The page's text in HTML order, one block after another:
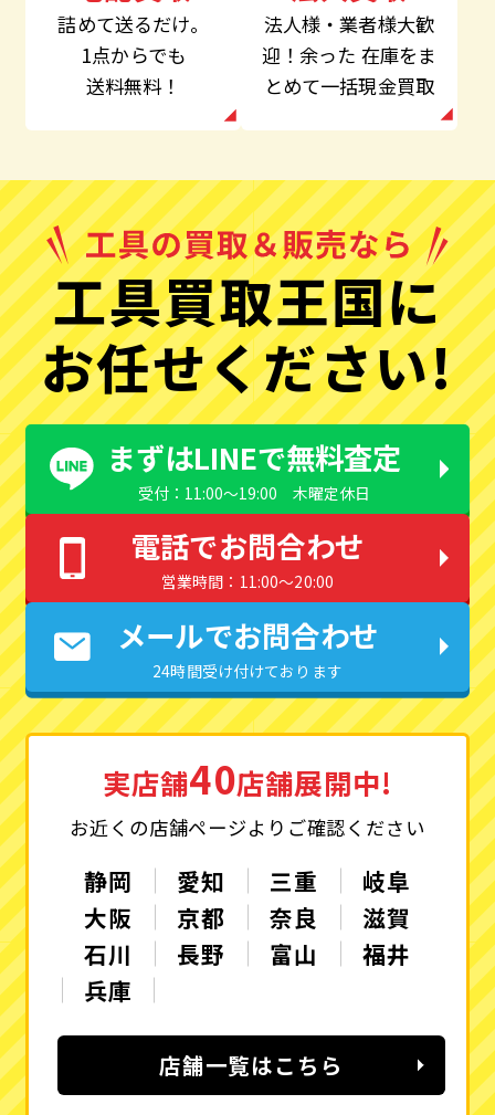
詰めて送るだけ。
1点からでも
送料無料！
法人様・業者様大歓
迎！余った 在庫をま
とめて一括現金買取
工具買取王国に
お任せください!
まずはLINEで無料査定
受付：11:00〜19:00 木曜定休日
電話でお問合わせ
営業時間：11:00〜20:00
メールでお問合わせ
24時間受け付けております
実店舗40店舗展開中!
お近くの店舗ページよりご確認ください
静岡 愛知 三重
岐阜
大阪
京都 奈良
滋賀
石川
長野 富山
福井
兵庫
店舗一覧はこちら